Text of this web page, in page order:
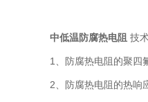
中低温防腐热电阻 技
1、防腐热电阻的聚
2、防腐热电阻的热响